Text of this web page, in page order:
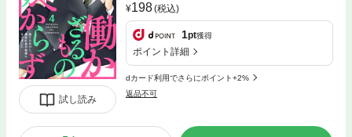
試し読み
198(税込)
1pt獲得
ポイント詳細
dカード利用でさらにポイント+2%
返品不可